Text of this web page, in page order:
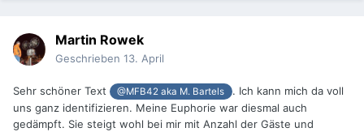
Martin Rowek
Geschrieben 13. April
Sehr schöner Text @MFB42 aka M. Bartels
. Ich kann mich da voll
uns ganz identifizieren. Meine Euphorie war diesmal auch
gedämpft. Sie steigt wohl bei mir mit Anzahl der Gäste und